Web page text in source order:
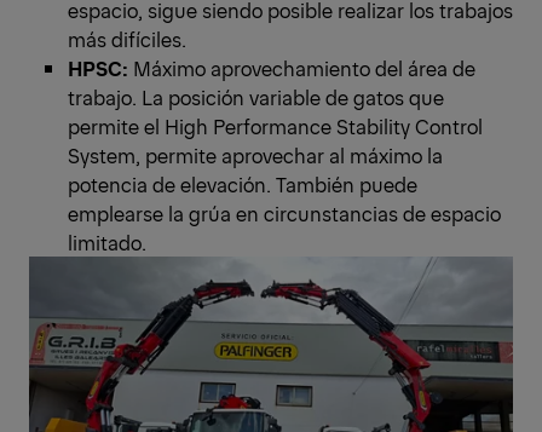
espacio, sigue siendo posible realizar los trabajos
más difíciles.
HPSC: Máximo aprovechamiento del área de
trabajo. La posición variable de gatos que
permite el High Performance Stability Control
System, permite aprovechar al máximo la
potencia de elevación. También puede
emplearse la grúa en circunstancias de espacio
limitado.